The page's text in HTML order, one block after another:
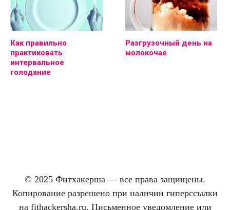
Как правильно
практиковать
интервальное
голодание
Разгрузочный день на
молокочае
© 2025 Фитхакерша — все права защищены.
Копирование разрешено при наличии гиперссылки
на fithackersha.ru. Письменное уведомление или